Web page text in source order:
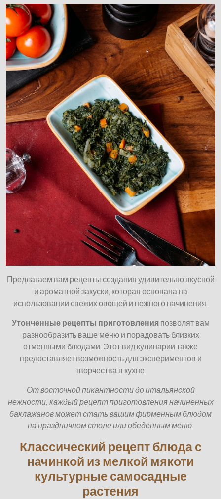
Предлагаем вам рецепты создания удивительно вкусной
и ароматной закуски, которая основана на
использовании свежих овощей и нежного начинения.
Утонченные рецепты приготовленияпозволят вам
разнообразить ваше меню и порадовать близких
отменными блюдами. Этот вид кулинарии также
предоставляет возможность для экспериментов и
творчества в кухне.
От восточной пикантности до итальянской
нежности, каждый рецепт приготовления начиненных
баклажанов может стать вашим фирменным блюдом
на праздничном столе или обеденным меню
Классический рецепт блюда с
начинкой из мелкой мякоти
культурные самосадные
растения